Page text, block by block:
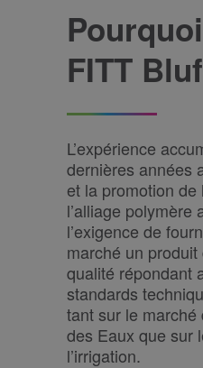
FITT
L’expérience
dernières années
et la promotion
l’alliage polymère
l’exigence de
marché un
qualité répondant
standards
tant sur le
des Eaux que sur
l’irrigation.